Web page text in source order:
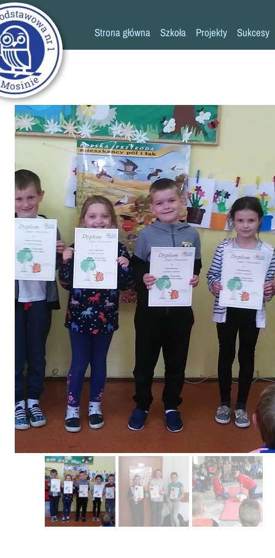
Strona główna Szkoła
Historia szkoły
Pedagog
Pielęgniarka
Rada rodziców
Biblioteka
Stołówka
Świetlica
Kronika
Projekty
Erasmus+ Przez
Erasmus+ Mózgi w
Sukcesy